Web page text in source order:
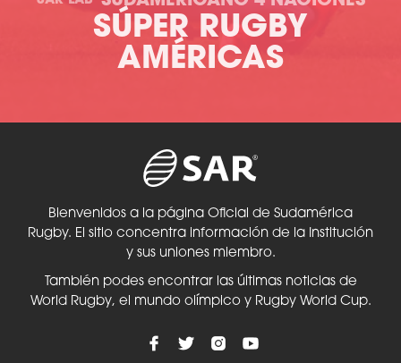
SÚPER RUGBY
AMÉRICAS
Bienvenidos a la página Oficial de Sudamérica
Rugby. El sitio concentra información de la Institución
y sus uniones miembro.
También podes encontrar las últimas noticias de
World Rugby, el mundo olímpico y Rugby World Cup.